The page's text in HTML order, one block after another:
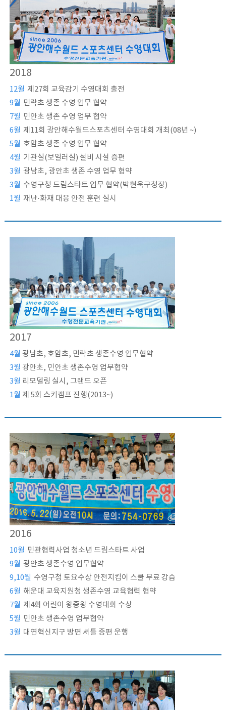
2018
12월 제27회 교육감기 수영대회 출전
9월 민락초 생존 수영 업무 협약
7월 민안초 생존 수영 업무 협약
6월 제11회 광안해수월드스포츠센터 수영대회 개최(08년 ~)
5월 호암초 생존 수영 업무 협약
4월 기관실(보일러실) 설비 시설 증편
3월 광남초, 광안초 생존 수영 업무 협약
3월 수영구청 드림스타트 업무 협약(박현욱구청장)
1월 재난·화재 대응 안전 훈련 실시
2017
4월 광남초, 호암초, 민락초 생존수영 업무협약
3월 광안초, 민안초 생존수영 업무협약
3월 리모델링 실시, 그랜드 오픈
1월 제 5회 스키캠프 진행(2013~)
2016
10월 민관협력사업 청소년 드림스타트 사업
9월 광안초 생존수영 업무협약
9,10월 수영구청 토요수상 안전지킴이 스쿨 무료 강습
6월 해운대 교육지원청 생존수영 교육협력 협약
7월 제4회 어린이 왕중왕 수영대회 수상
5월 민안초 생존수영 업무협약
3월 대연혁신지구 방면 셔틀 증편 운행